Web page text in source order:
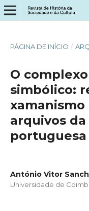
PÁGINA DE INÍCIO /
O
simbólico:
xamanismo
arquivos
portuguesa
António Vitor
Universidade de